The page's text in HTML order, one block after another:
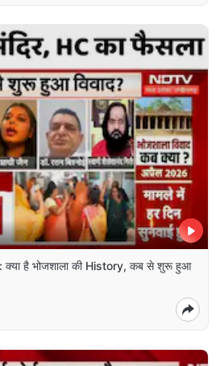
है भोजशाला की History, कब से शुरू हुआ